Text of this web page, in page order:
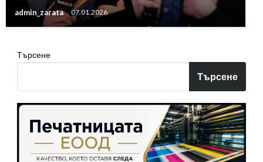
admin_zarata 07.01.2026
Търсене
Търсене